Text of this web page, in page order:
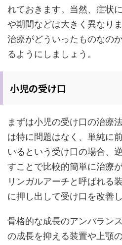
れておきます。当然、症状
や期間などは大きく異なり
治療がどういったものなの
るようにしましょう。
小児の受け口
まずは小児の受け口の治療
は特に問題はなく、単純に
いるという受け口の場合、
すことで比較的簡単に治療
リンガルアーチと呼ばれる
に押し出して受け口を改善し
骨格的な成長のアンバラン
の成長を抑える装置や上顎